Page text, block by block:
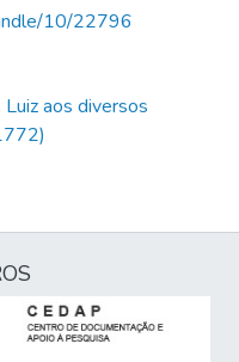
10/22796
aos diversos